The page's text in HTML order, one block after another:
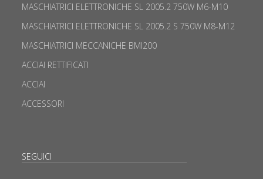
MASCHIATRICI ELETTRONICHE SL 2005.2 750W M6-M10
MASCHIATRICI ELETTRONICHE SL 2005.2 S 750W M8-M12
MASCHIATRICI MECCANICHE BMI200
ACCIAI RETTIFICATI
ACCIAI
ACCESSORI
SEGUICI